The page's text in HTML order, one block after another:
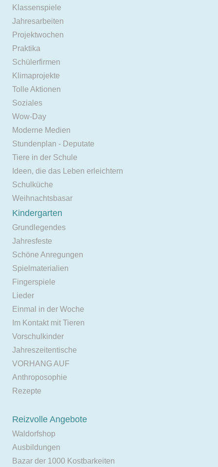
Klassenspiele
Jahresarbeiten
Projektwochen
Praktika
Schülerfirmen
Klimaprojekte
Tolle Aktionen
Soziales
Wow-Day
Moderne Medien
Stundenplan - Deputate
Tiere in der Schule
Ideen, die das Leben erleichtern
Schulküche
Weihnachtsbasar
Kindergarten
Grundlegendes
Jahresfeste
Schöne Anregungen
Spielmaterialien
Fingerspiele
Lieder
Einmal in der Woche
Im Kontakt mit Tieren
Vorschulkinder
Jahreszeitentische
VORHANG AUF
Anthroposophie
Rezepte
Reizvolle Angebote
Waldorfshop
Ausbildungen
Bazar der 1000 Kostbarkeiten